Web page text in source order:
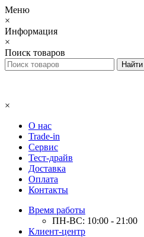
Меню
×
Информация
×
Поиск товаров
×
О нас
Trade-in
Сервис
Тест-драйв
Доставка
Оплата
Контакты
Время работы
ПН-ВС: 10:00 - 21:00
Клиент-центр